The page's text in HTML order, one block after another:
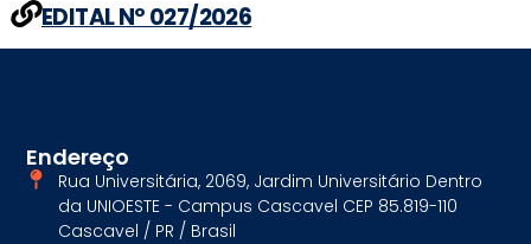
EDITAL Nº 027/2026
Endereço
Rua Universitária, 2069, Jardim Universitário Dentro
da UNIOESTE - Campus Cascavel CEP 85.819-110
Cascavel / PR / Brasil